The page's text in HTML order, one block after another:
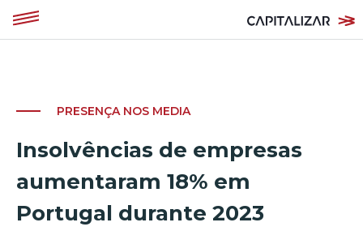
PRESENÇA NOS MEDIA
Insolvências de empresas
aumentaram 18% em
Portugal durante 2023